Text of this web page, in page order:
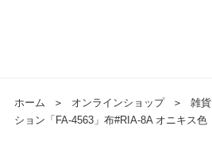
ホーム ＞ オンラインショップ ＞ 雑貨
ション「FA-4563」布#RIA-8A オニキス色